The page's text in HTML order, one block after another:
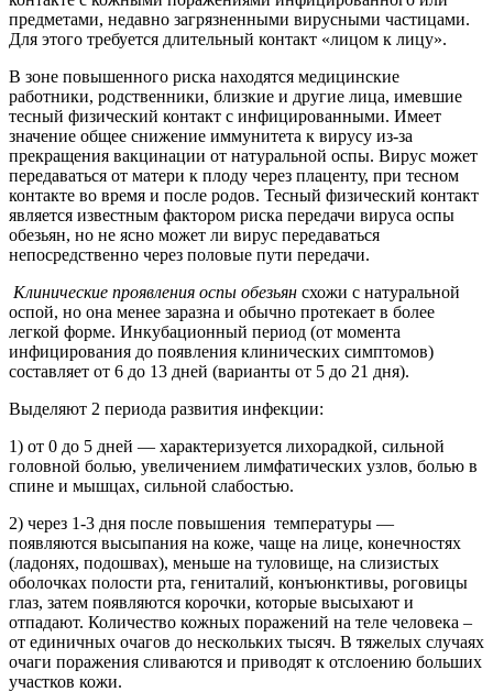
предметами, недавно загрязненными вирусными частицами.
Для этого требуется длительный контакт «лицом к лицу».
В зоне повышенного риска находятся медицинские
работники, родственники, близкие и другие лица, имевшие
тесный физический контакт с инфицированными. Имеет
значение общее снижение иммунитета к вирусу из-за
прекращения вакцинации от натуральной оспы. Вирус может
передаваться от матери к плоду через плаценту, при тесном
контакте во время и после родов. Тесный физический контакт
является известным фактором риска передачи вируса оспы
обезьян, но не ясно может ли вирус передаваться
непосредственно через половые пути передачи.
Клинические проявления оспы обезьян схожи с натуральной
оспой, но она менее заразна и обычно протекает в более
легкой форме. Инкубационный период (от момента
инфицирования до появления клинических симптомов)
составляет от 6 до 13 дней (варианты от 5 до 21 дня).
Выделяют 2 периода развития инфекции:
1) от 0 до 5 дней — характеризуется лихорадкой, сильной
головной болью, увеличением лимфатических узлов, болью в
спине и мышцах, сильной слабостью.
2) через 1-3 дня после повышения температуры —
появляются высыпания на коже, чаще на лице, конечностях
(ладонях, подошвах), меньше на туловище, на слизистых
оболочках полости рта, гениталий, конъюнктивы, роговицы
глаз, затем появляются корочки, которые высыхают и
отпадают. Количество кожных поражений на теле человека –
от единичных очагов до нескольких тысяч. В тяжелых случаях
очаги поражения сливаются и приводят к отслоению больших
участков кожи.